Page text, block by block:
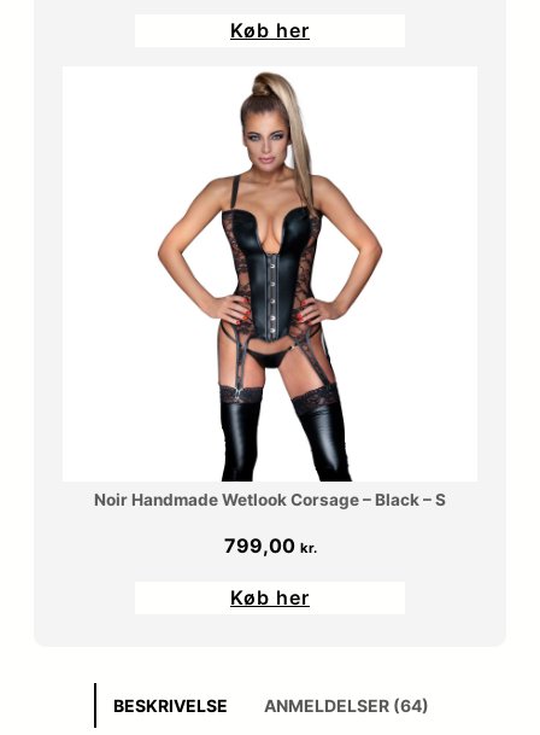
Køb her
Noir Handmade Wetlook Corsage – Black – S
799,00 kr.
Køb her
BESKRIVELSE ANMELDELSER (64)